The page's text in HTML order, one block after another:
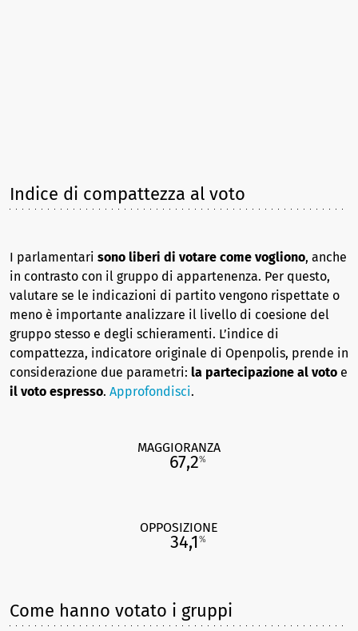
Indice di compattezza al voto
I parlamentari sono liberi di votare come vogliono, anche
in contrasto con il gruppo di appartenenza. Per questo,
valutare se le indicazioni di partito vengono rispettate o
meno è importante analizzare il livello di coesione del
gruppo stesso e degli schieramenti. L’indice di
compattezza, indicatore originale di Openpolis, prende in
considerazione due parametri: la partecipazione al voto e
il voto espresso. Approfondisci.
MAGGIORANZA
67,2%
OPPOSIZIONE
34,1%
Come hanno votato i gruppi